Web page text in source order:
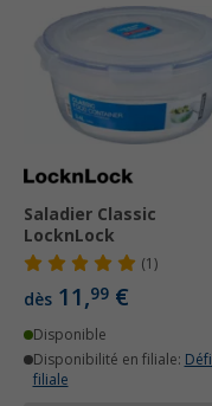
Saladier Classic
LocknLock
(1)
dès 11,99 €
Disponible
Disponibilité en filiale:
filiale